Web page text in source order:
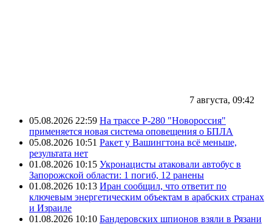
7 августа, 09:42
05.08.2026 22:59 На трассе Р-280 "Новороссия"
применяется новая система оповещения о БПЛА
05.08.2026 10:51 Ракет у Вашингтона всё меньше,
результата нет
01.08.2026 10:15 Укронацисты атаковали автобус в
Запорожской области: 1 погиб, 12 ранены
01.08.2026 10:13 Иран сообщил, что ответит по
ключевым энергетическим объектам в арабских странах
и Израиле
01.08.2026 10:10 Бандеровских шпионов взяли в Рязани